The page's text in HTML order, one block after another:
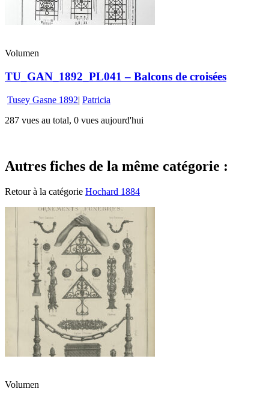
Volumen
TU_GAN_1892_PL041 – Balcons de croisées
Tusey Gasne 1892| Patricia
287 vues au total, 0 vues aujourd'hui
Autres fiches de la même catégorie :
Retour à la catégorie Hochard 1884
Volumen